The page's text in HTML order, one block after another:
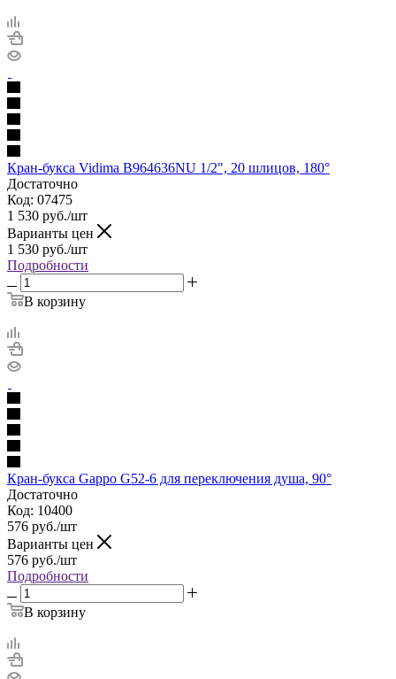
Кран-букса Vidima B964636NU 1/2", 20 шлицов, 180°
Достаточно
Код: 07475
1 530 руб./шт
Варианты цен
1 530 руб./шт
Подробности
В корзину
Кран-букса Gappo G52-6 для переключения душа, 90°
Достаточно
Код: 10400
576 руб./шт
Варианты цен
576 руб./шт
Подробности
В корзину